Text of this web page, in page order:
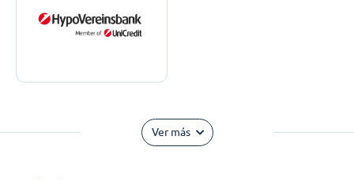
Ver más